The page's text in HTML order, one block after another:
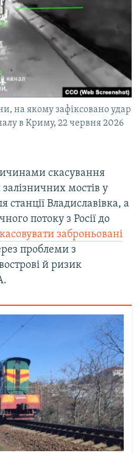
на якому зафіксовано удар
в Криму, 22 червня 2026
скасування
мостів у
станції Владиславівка, а
потоку з Росії до
заброньовані
проблеми з
й ризик